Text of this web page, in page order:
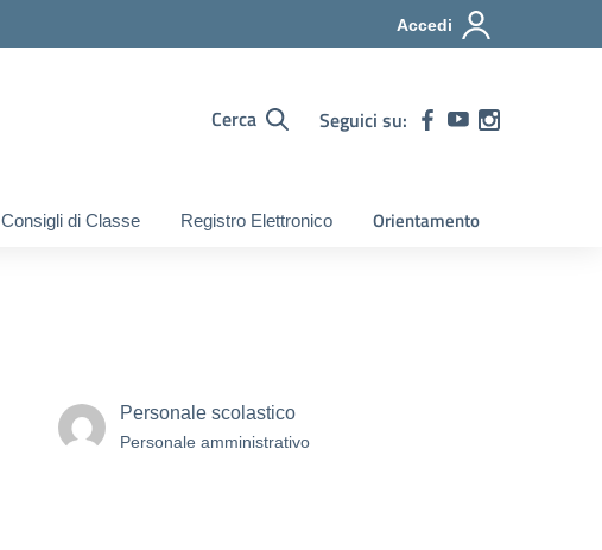
Accedi
Cerca Seguici su:
Consigli di Classe Registro Elettronico Orientamento
Personale scolastico
Personale amministrativo